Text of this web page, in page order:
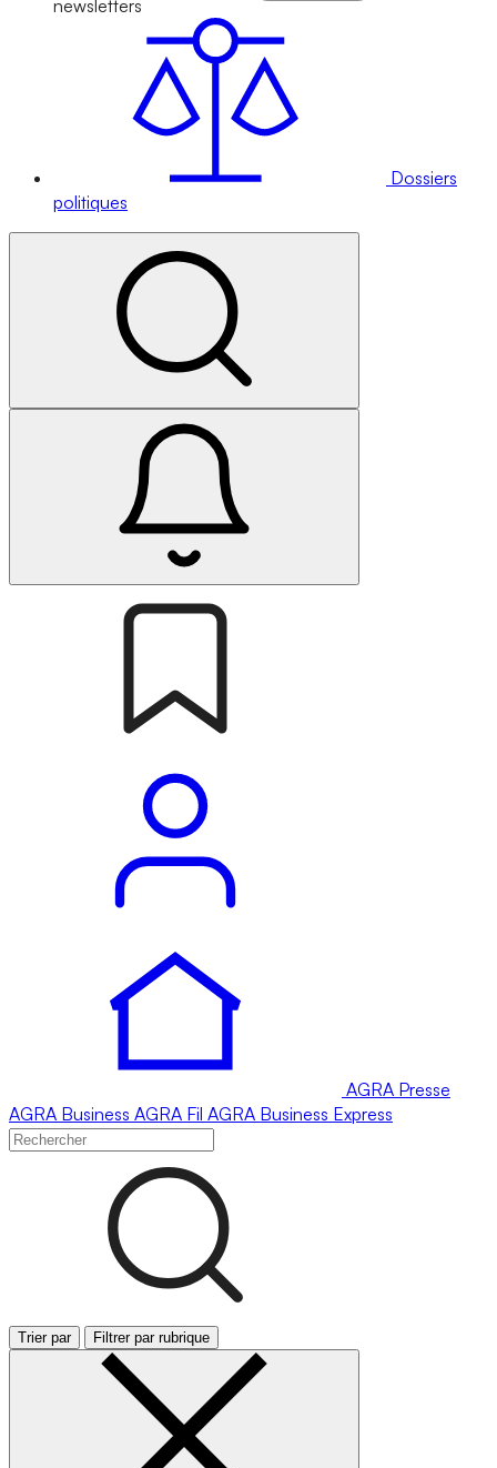
newsletters
Dossiers
politiques
AGRA Presse
AGRA Business AGRA Fil AGRA Business Express
Trier par Filtrer par rubrique